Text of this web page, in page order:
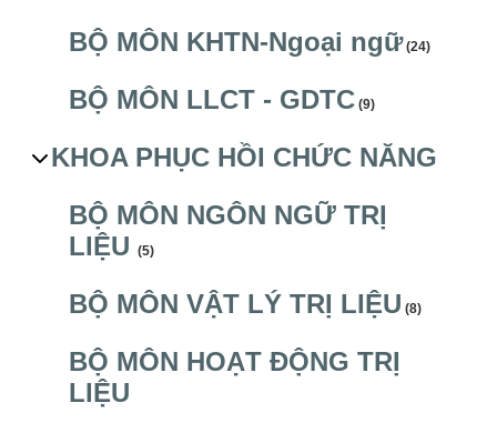
BỘ MÔN KHTN-Ngoại ngữ(24)
BỘ MÔN LLCT - GDTC(9)
KHOA PHỤC HỒI CHỨC NĂNG
BỘ MÔN NGÔN NGỮ TRỊ
LIỆU (5)
BỘ MÔN VẬT LÝ TRỊ LIỆU (8)
BỘ MÔN HOẠT ĐỘNG TRỊ
LIỆU